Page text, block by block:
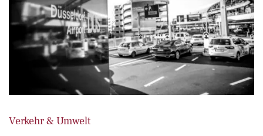
Verkehr & Umwelt